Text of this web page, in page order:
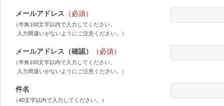
メールアドレス （必須）
（半角100文字以内で入力してください。
入力間違いがないようにご注意ください。）
メールアドレス（確認） （必須）
（半角100文字以内で入力してください。
入力間違いがないようにご注意ください。）
件名
（40文字以内で入力してください。）